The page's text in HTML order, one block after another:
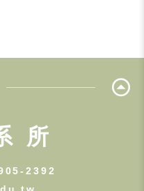
所
2392